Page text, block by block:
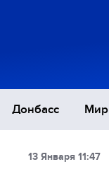
Донбасс Мир
13 Января 11:47